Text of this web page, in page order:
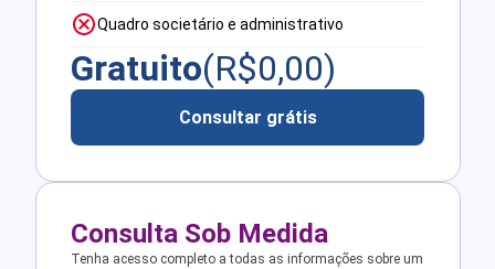
Quadro societário e administrativo
Gratuito(R$0,00)
Consultar grátis
Consulta Sob Medida
Tenha acesso completo a todas as informações sobre um